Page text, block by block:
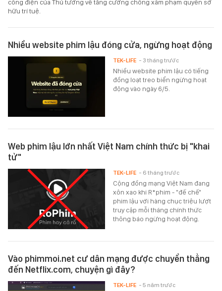
công điện của Thủ tướng về tăng cường chống xâm phạm quyền sở
hữu trí tuệ.
Nhiều website phim lậu đóng cửa, ngừng hoạt động
Nhiều website phim lậu có tiếng
đồng loạt treo biển ngừng hoạt
động vào ngày 6/5.
TEK-LIFE - 3 tháng trước
Web phim lậu lớn nhất Việt Nam chính thức bị "khai
tử"
Cộng đồng mạng Việt Nam đang
xôn xao khi R*phim - "đế chế"
phim lậu với hàng chục triệu lượt
truy cập mỗi tháng chính thức
thông báo ngừng hoạt động.
TEK-LIFE - 6 tháng trước
Vào phimmoi.net cư dân mạng được chuyển thẳng
đến Netflix.com, chuyện gì đây?
TEK-LIFE - 5 năm trước